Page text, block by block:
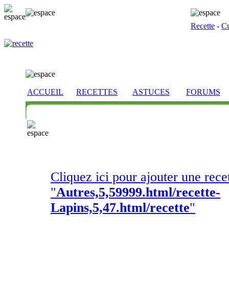
Recette -
ACCUEIL RECETTES ASTUCES FORUMS
Cliquez ici pour ajouter une
"Autres,5,59999.html/recette-
Lapins,5,47.html/recette"